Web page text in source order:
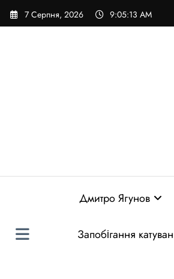
Перейти
до
7 Серпня, 2026 9:05:14 AM
Дмитро Ягунов
Запобігання